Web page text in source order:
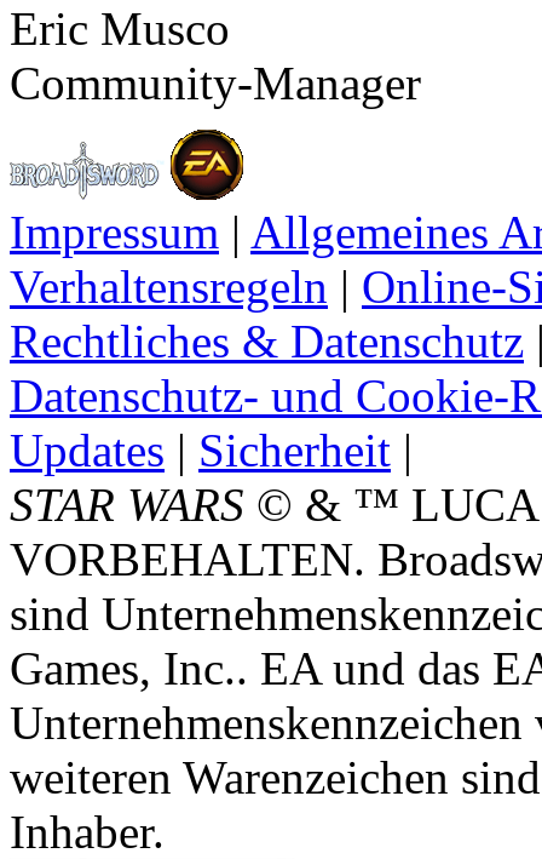
Eric Musco
Community-Manager
Impressum | Allgemeines
Verhaltensregeln | Online-
Rechtliches & Datenschutz
Datenschutz- und Cookie-
Updates | Sicherheit |
STAR WARS © & ™
VORBEHALTEN.
sind
Games, Inc.. EA und das
weiteren Warenzeichen
Inhaber.